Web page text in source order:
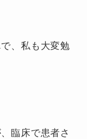
、私も大変勉
臨床で患者さ